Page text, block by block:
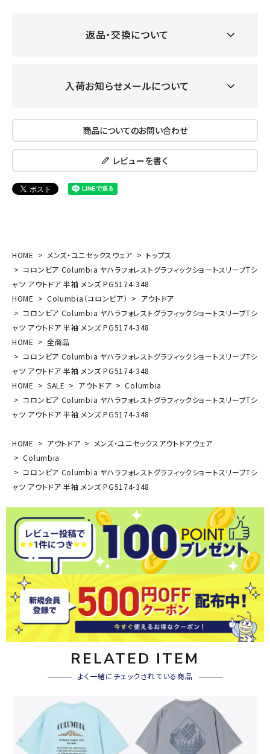
返品・交換について
入荷お知らせメールについて
商品についてのお問い合わせ
レビューを書く
HOME メンズ・ユニセックスウェア
トップス
コロンビア Columbia ヤハラフォレストグラフィックショートスリーブTシ
ャツ アウトドア 半袖 メンズ PG5174-348
HOME
Columbia（コロンビア）
アウトドア
コロンビア Columbia ヤハラフォレストグラフィックショートスリーブTシ
ャツ アウトドア 半袖 メンズ PG5174-348
HOME
全商品
コロンビア Columbia ヤハラフォレストグラフィックショートスリーブTシ
ャツ アウトドア 半袖 メンズ PG5174-348
HOME
SALE アウトドア
Columbia
コロンビア Columbia ヤハラフォレストグラフィックショートスリーブTシ
ャツ アウトドア 半袖 メンズ PG5174-348
HOME アウトドア
メンズ・ユニセックスアウトドアウェア
Columbia
コロンビア Columbia ヤハラフォレストグラフィックショートスリーブTシ
ャツ アウトドア 半袖 メンズ PG5174-348
RELATED ITEM
よく一緒にチェックされている商品